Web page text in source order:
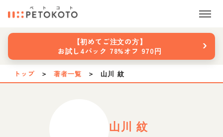
【初めてご注文の方】
お試し4パック 78%オフ 970円
›
トップ ＞ 著者一覧 ＞ 山川 紋
山川 紋